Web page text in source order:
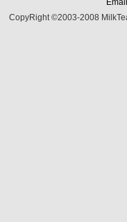
CopyRight ©2003-2008